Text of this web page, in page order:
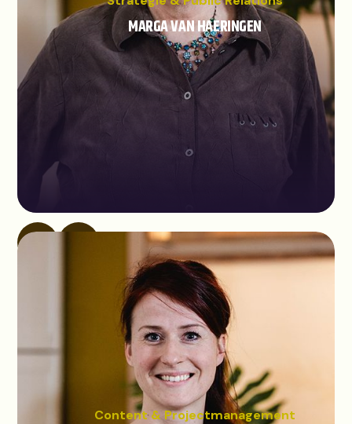
MARGA VAN HAERINGEN
Content & Projectmanagement